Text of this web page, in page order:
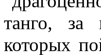
танго, за
которых